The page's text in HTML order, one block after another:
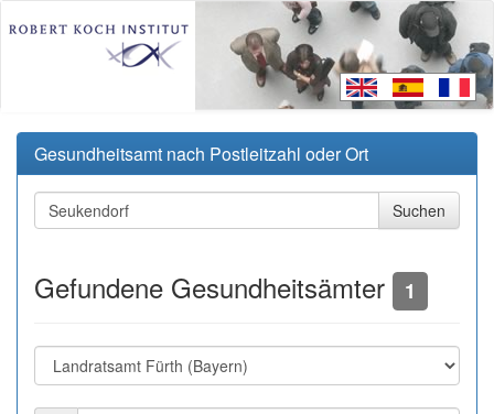
Gesundheitsamt nach Postleitzahl oder Ort
Gefundene Gesundheitsämter 1